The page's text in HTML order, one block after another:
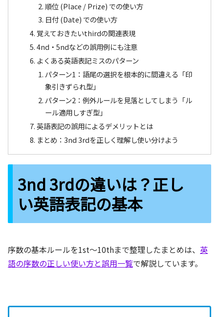
順位 (Place / Prize) での使い方
日付 (Date) での使い方
覚えておきたいthirdの関連表現
4nd・5ndなどの誤用例にも注意
よくある英語表記ミスのパターン
パターン1：語尾の選択を根本的に間違える「印
象引きずられ型」
パターン2：例外ルールを見落としてしまう「ル
ール適用しすぎ型」
英語表記の誤用によるデメリットとは
まとめ：3nd 3rdを正しく理解し使い分けよう
3nd 3rdの違いは？正し
い英語表記の基本
序数の基本ルールを1st〜10thまで整理したまとめは、 英
語の序数の正しい使い方と誤用一覧で解説しています。